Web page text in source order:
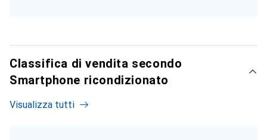
Classifica di vendita secondo
Smartphone ricondizionato
Visualizza tutti